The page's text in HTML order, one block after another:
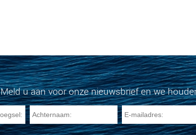
Meld u aan voor onze nieuwsbrief en we